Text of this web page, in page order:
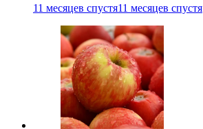
11 месяцев спустя11 месяцев спустя